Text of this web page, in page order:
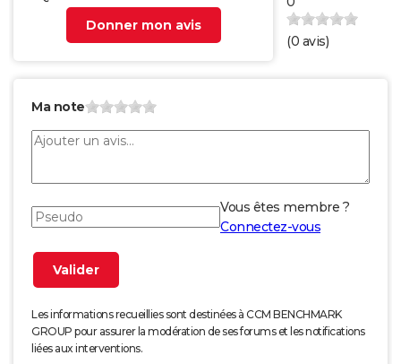
Donner mon avis
(0 avis)
Ma note
Vous êtes membre ?
Connectez-vous
Les informations recueillies sont destinées à CCM BENCHMARK
GROUP pour assurer la modération de ses forums et les notifications
liées aux interventions.